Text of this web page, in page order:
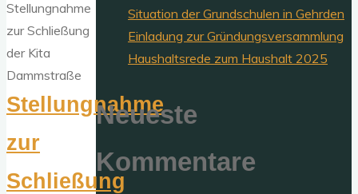
Stellungnahme
zur
Schließung
Situation der Grundschulen in Gehrden
Einladung zur Gründungsversammlung
Haushaltsrede zum Haushalt 2025
Neueste
Kommentare